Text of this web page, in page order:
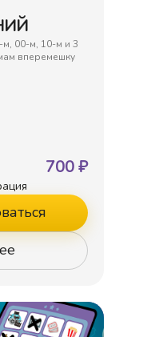
м, 00-м, 10-м и 3
вперемешку
700₽